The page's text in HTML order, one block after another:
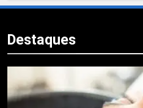
Destaques